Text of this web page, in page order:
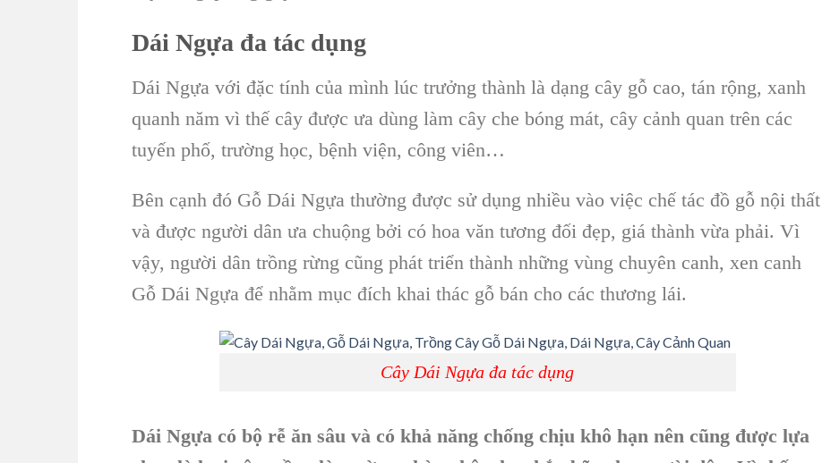
Dái Ngựa đa tác dụng
Dái Ngựa với đặc tính của mình lúc trưởng thành là dạng cây gỗ cao, tán rộng, xanh
quanh năm vì thế cây được ưa dùng làm cây che bóng mát, cây cảnh quan trên các
tuyến phố, trường học, bệnh viện, công viên…
Bên cạnh đó Gỗ Dái Ngựa thường được sử dụng nhiều vào việc chế tác đồ gỗ nội thất
và được người dân ưa chuộng bởi có hoa văn tương đối đẹp, giá thành vừa phải. Vì
vậy, người dân trồng rừng cũng phát triển thành những vùng chuyên canh, xen canh
Gỗ Dái Ngựa để nhằm mục đích khai thác gỗ bán cho các thương lái.
Cây Dái Ngựa đa tác dụng
Dái Ngựa có bộ rễ ăn sâu và có khả năng chống chịu khô hạn nên cũng được lựa